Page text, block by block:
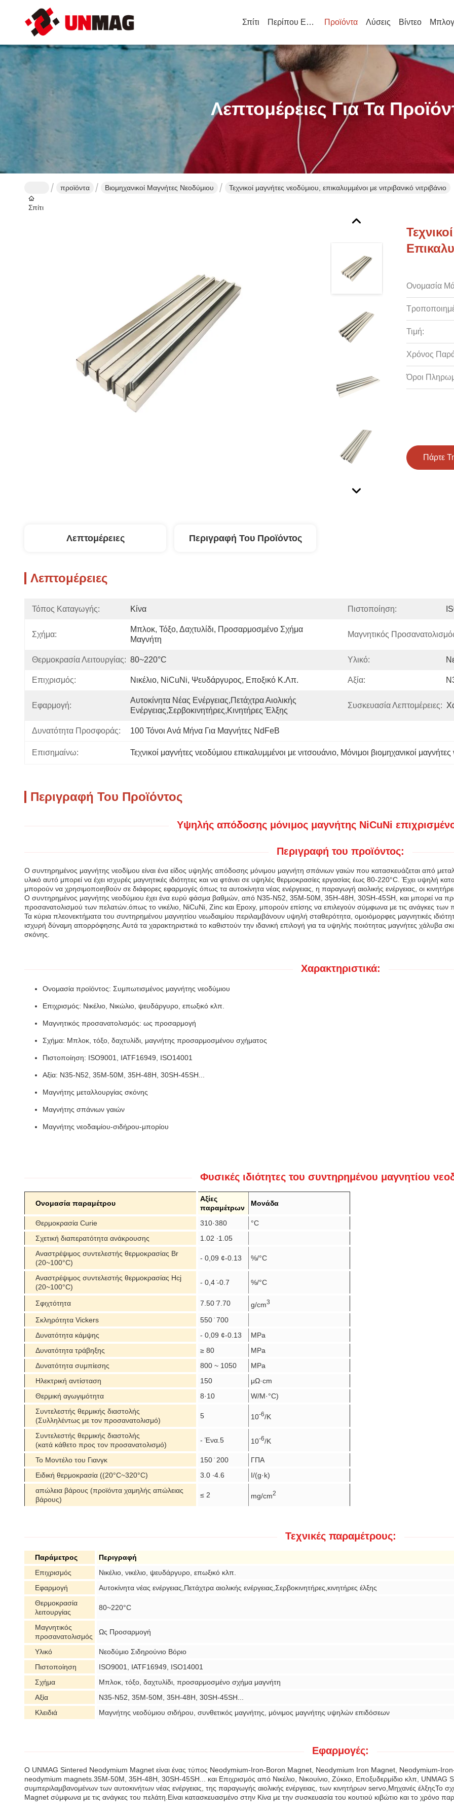
Σπίτι Περίπου Εμείς Προϊόντα Λύσεις Βίντεο
Λεπτομέρειες Για Τα
Σπίτι
προϊόντα Βιομηχανικοί Μαγνήτες Νεοδύμιου Τεχνικοί μαγνήτες νεοδύμιου, επικαλυμμένοι με νιτριβανικό νιτριβάνιο
Ονομασία
Τιμή:
Χρόνος
Όροι
Πάρτε
Λεπτομέρειες Περιγραφή Του Προϊόντος
Λεπτομέρειες
Τόπος Καταγωγής: Κίνα Πιστοποίηση:
Σχήμα:
Μπλοκ, Τόξο, Δαχτυλίδι, Προσαρμοσμένο Σχήμα
Μαγνήτη
Μαγνητικός
Θερμοκρασία Λειτουργίας: 80~220°C Υλικό:
Επιχρισμός: Νικέλιο, NiCuNi, Ψευδάργυρος, Εποξικό Κ.λπ. Αξία:
Εφαρμογή:
Αυτοκίνητα Νέας Ενέργειας,Πετάχτρα Αιολικής
Ενέργειας,Σερβοκινητήρες,κινητήρες Έλξης
Συσκευασία Λεπτομέρειες:
Δυνατότητα Προσφοράς: 100 Τόνοι Ανά Μήνα Για Μαγνήτες NdFeB
Επισημαίνω: Τεχνικοί μαγνήτες νεοδύμιου επικαλυμμένοι με νιτσουάνιο, Μόνιμοι βιομηχανικοί
Περιγραφή Του Προϊόντος
Υψηλής απόδοσης μόνιμος μαγνήτης NiCuNi
Περιγραφή του προϊόντος:
Ο συντηρημένος μαγνήτης νεοδίμου είναι ένα είδος υψηλής απόδοσης μόνιμου μαγνήτη σπάνιων γαιών που κατασκευάζεται από
υλικό αυτό μπορεί να έχει ισχυρές μαγνητικές ιδιότητες και να φτάνει σε υψηλές θερμοκρασίες εργασίας έως 80-220°C. Έχει υψηλή
μπορούν να χρησιμοποιηθούν σε διάφορες εφαρμογές όπως τα αυτοκίνητα νέας ενέργειας, η παραγωγή αιολικής ενέργειας, οι
Ο συντηρημένος μαγνήτης νεοδύμιου έχει ένα ευρύ φάσμα βαθμών, από N35-N52, 35M-50M, 35H-48H, 30SH-45SH, και μπορεί να
προσανατολισμού των πελατών.όπως το νικέλιο, NiCuNi, Zinc και Epoxy, μπορούν επίσης να επιλεγούν σύμφωνα με τις ανάγκες των
Τα κύρια πλεονεκτήματα του συντηρημένου μαγνητίου νεωδαιμίου περιλαμβάνουν υψηλή σταθερότητα, ομοιόμορφες μαγνητικές
ισχυρή δύναμη απορρόφησης.Αυτά τα χαρακτηριστικά το καθιστούν την ιδανική επιλογή για τα υψηλής ποιότητας μαγνήτες χάλυβα
σκόνης.
Χαρακτηριστικά:
Ονομασία προϊόντος: Συμπωτισμένος μαγνήτης νεοδύμιου
Επιχρισμός: Νικέλιο, Νικώλιο, ψευδάργυρο, επωξικό κλπ.
Μαγνητικός προσανατολισμός: ως προσαρμογή
Σχήμα: Μπλοκ, τόξο, δαχτυλίδι, μαγνήτης προσαρμοσμένου σχήματος
Πιστοποίηση: ISO9001, IATF16949, ISO14001
Αξία: N35-N52, 35M-50M, 35H-48H, 30SH-45SH...
Μαγνήτης μεταλλουργίας σκόνης
Μαγνήτης σπάνιων γαιών
Μαγνήτης νεοδαιμίου-σιδήρου-μπορίου
Φυσικές ιδιότητες του συντηρημένου μαγνητίου
Ονομασία παραμέτρου
Αξίες
παραμέτρων
Μονάδα
Θερμοκρασία Curie 310·380
°C
Σχετική διαπερατότητα ανάκρουσης
1.02 ∙1.05
Αναστρέψιμος συντελεστής θερμοκρασίας Br
(20~100°C)
- 0,09 ¢-0.13 %/°C
Αναστρέψιμος συντελεστής θερμοκρασίας Hcj
(20~100°C)
- 0,4 ̇-0.7 %/°C
Σφιχτότητα 7.50 ̇7.70 g/cm3
Σκληρότητα Vickers
550 ̇ 700
Δυνατότητα κάμψης
- 0,09 ¢-0.13
MPa
Δυνατότητα τράβηξης
≥ 80
MPa
Δυνατότητα συμπίεσης
800 ~ 1050
MPa
Ηλεκτρική αντίσταση
150
μΩ·cm
Θερμική αγωγιμότητα
8·10
W/M·°C)
Συντελεστής θερμικής διαστολής
(Συλληλέντως με τον προσανατολισμό)
5 10-6/K
Συντελεστής θερμικής διαστολής
(κατά κάθετο προς τον προσανατολισμό)
- Ένα.5 10-6/K
Το Μοντέλο του Γιανγκ 150 ̇ 200
ΓΠΑ
Ειδική θερμοκρασία ((20°C~320°C)
3.0 ∙4.6
Ι/(g·k)
απώλεια βάρους (προϊόντα χαμηλής απώλειας
βάρους)
≤ 2 mg/cm2
Τεχνικές παραμέτρους:
Παράμετρος
Περιγραφή
Επιχρισμός
Νικέλιο, νικέλιο, ψευδάργυρο, επωξικό κλπ.
Εφαρμογή
Αυτοκίνητα νέας ενέργειας,Πετάχτρα αιολικής ενέργειας,Σερβοκινητήρες,κινητήρες έλξης
Θερμοκρασία
λειτουργίας
80~220°C
Μαγνητικός
προσανατολισμός
Ως Προσαρμογή
Υλικό
Νεοδύμιο Σιδηρούνιο Βόριο
Πιστοποίηση
ISO9001, IATF16949, ISO14001
Σχήμα
Μπλοκ, τόξο, δαχτυλίδι, προσαρμοσμένο σχήμα μαγνήτη
Αξία
N35-N52, 35M-50M, 35H-48H, 30SH-45SH...
Κλειδιά
Μαγνήτης νεοδύμιου σιδήρου, συνθετικός μαγνήτης, μόνιμος μαγνήτης υψηλών επιδόσεων
Εφαρμογές:
Ο UNMAG Sintered Neodymium Magnet είναι ένας τύπος Neodymium-Iron-Boron Magnet, Neodymium Iron Magnet, Neodymium-
neodymium magnets.35M-50M, 35H-48H, 30SH-45SH... και Επιχρισμός από Νικέλιο, Νικουίνιο, Ζύκκο, Εποξυδερμίδιο κλπ,
συμπεριλαμβανομένων των αυτοκινήτων νέας ενέργειας, της παραγωγής αιολικής ενέργειας, των κινητήρων servo,Μηχανές έλξηςΤο
Magnet σύμφωνα με τις ανάγκες του πελάτη.Είναι κατασκευασμένο στην Κίνα με την συσκευασία του κουτιού κιβώτιο και το χρόνο